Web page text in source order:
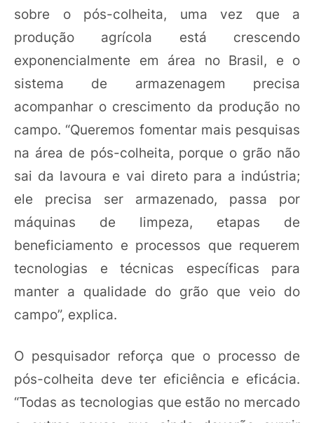
sobre o pós-colheita, uma vez que a
produção agrícola está crescendo
exponencialmente em área no Brasil, e o
sistema de armazenagem precisa
acompanhar o crescimento da produção no
campo. “Queremos fomentar mais pesquisas
na área de pós-colheita, porque o grão não
sai da lavoura e vai direto para a indústria;
ele precisa ser armazenado, passa por
máquinas de limpeza, etapas de
beneficiamento e processos que requerem
tecnologias e técnicas específicas para
manter a qualidade do grão que veio do
campo”, explica.
O pesquisador reforça que o processo de
pós-colheita deve ter eficiência e eficácia.
“Todas as tecnologias que estão no mercado